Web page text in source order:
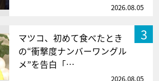
2026.08.05
3
マツコ、初めて食べたとき
の“衝撃度ナンバーワングル
メ”を告白「…
2026.08.05